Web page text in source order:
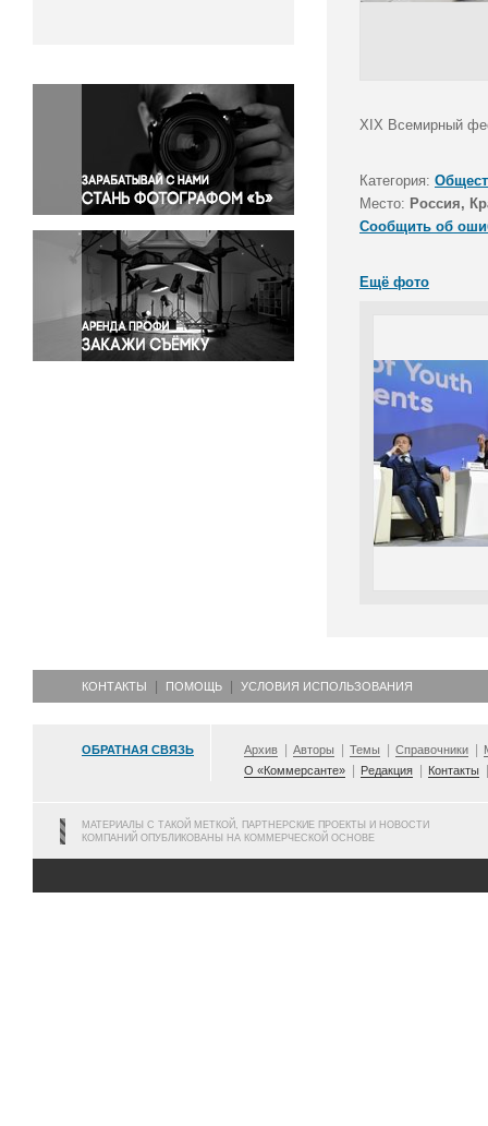
Окружающая среда
Политика
Правосудие
Происшествия и конфликты
Религия
Светская жизнь
Спорт
Экология
Экономика и бизнес
XIX Всемирный
Категория:
Место: Россия,
Сообщить об
Ещё фото
КОНТАКТЫ ПОМОЩЬ УСЛОВИЯ ИСПОЛЬЗОВАНИЯ
ОБРАТНАЯ СВЯЗЬ Архив Авторы Темы Справочники
О «Коммерсанте»
Редакция Контакты
МАТЕРИАЛЫ С ТАКОЙ МЕТКОЙ, ПАРТНЕРСКИЕ ПРОЕКТЫ И НОВОСТИ
КОМПАНИЙ ОПУБЛИКОВАНЫ НА КОММЕРЧЕСКОЙ ОСНОВЕ